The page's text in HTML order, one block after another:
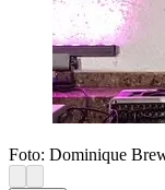
Foto: Dominique